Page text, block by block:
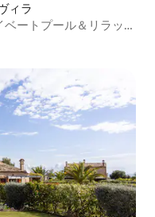
ィラ
ートプール＆リラック